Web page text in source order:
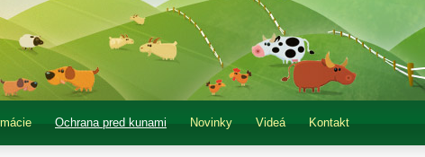
Ochrana pred kunami Novinky Videá Kontakt